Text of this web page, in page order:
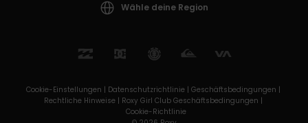
Wähle deine Region
Cookie-Einstellungen | Datenschutzrichtlinie | Geschäftsbedingungen |
Rechtliche Hinweise | Roxy Girl Club Geschäftsbedingungen |
Cookie-Richtlinie